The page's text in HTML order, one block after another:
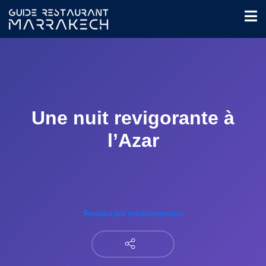
Une nuit revigorante à
l’Azar
Restaurant méditerranéen